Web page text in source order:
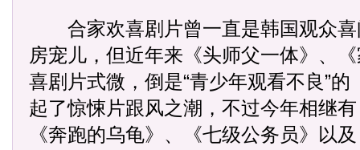
合家欢喜剧片曾一直是韩国观众喜
房宠儿，但近年来《头师父一体》、
喜剧片式微，倒是“青少年观看不良”
起了惊悚片跟风之潮，不过今年相继
《奔跑的乌龟》、《七级公务员》以